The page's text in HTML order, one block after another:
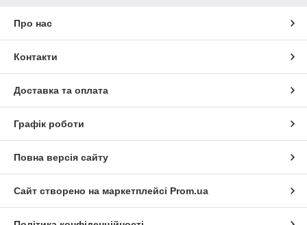
Про нас
Контакти
Доставка та оплата
Графік роботи
Повна версія сайту
Сайт створено на маркетплейсі Prom.ua